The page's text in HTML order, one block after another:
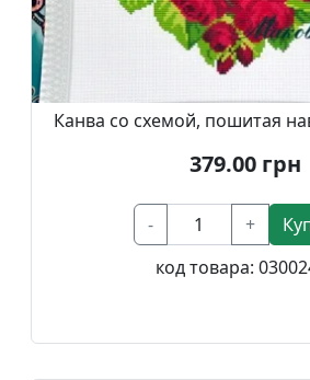
Канва со схемой, пошитая
379.00 грн
- +
код товара: